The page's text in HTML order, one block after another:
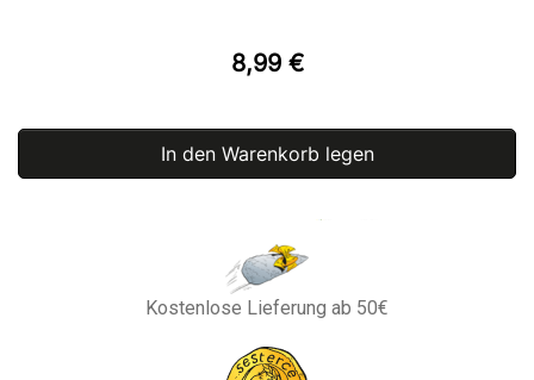
8,99 €
In den Warenkorb legen
Kostenlose Lieferung ab 50€